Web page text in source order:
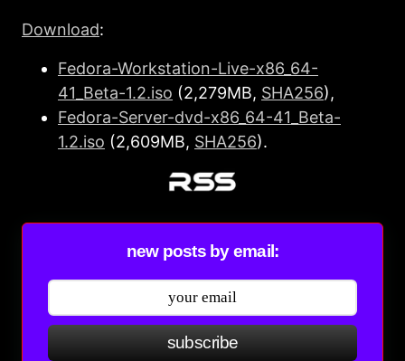
Download:
Fedora-Workstation-Live-x86_64-
41_Beta-1.2.iso (2,279MB, SHA256),
Fedora-Server-dvd-x86_64-41_Beta-
1.2.iso (2,609MB, SHA256).
new posts by email:
subscribe